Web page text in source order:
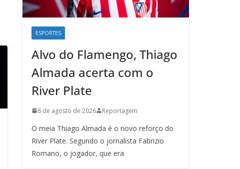
ESPORTES
Alvo do Flamengo, Thiago
Almada acerta com o
River Plate
6 de agosto de 2026 Reportagem
O meia Thiago Almada é o novo reforço do
River Plate. Segundo o jornalista Fabrizio
Romano, o jogador, que era